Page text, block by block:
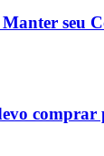
seu
comprar